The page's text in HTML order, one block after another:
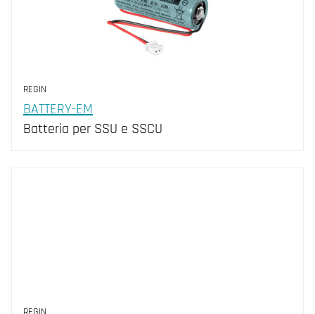
REGIN
BATTERY-EM
Batteria per SSU e SSCU